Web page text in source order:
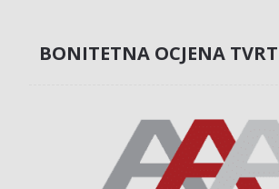
BONITETNA OCJENA